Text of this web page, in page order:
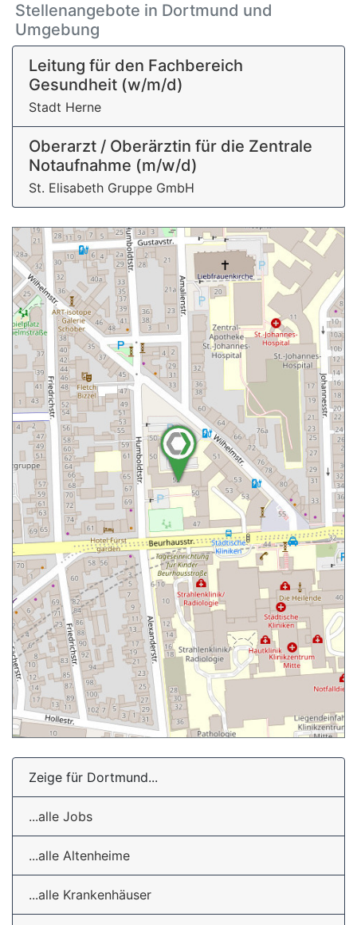
Stellenangebote in Dortmund und
Umgebung
Leitung für den Fachbereich
Gesundheit (w/m/d)
Stadt Herne
Oberarzt / Oberärztin für die Zentrale
Notaufnahme (m/w/d)
St. Elisabeth Gruppe GmbH
Zeige für Dortmund...
...alle Jobs
...alle Altenheime
...alle Krankenhäuser